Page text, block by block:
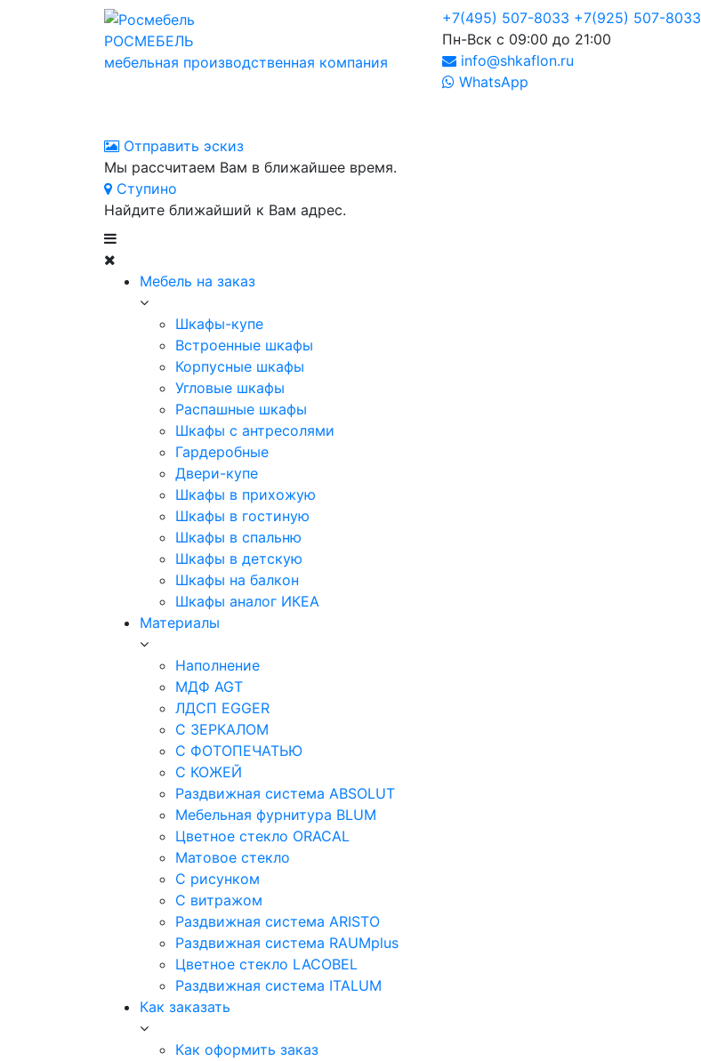
РОСМЕБЕЛЬ
мебельная производственная компания
+7(495) 507-8033 +7(925) 507-8033
Пн-Вск с 09:00 до 21:00
info@shkaflon.ru
WhatsApp
Отправить эскиз
Мы рассчитаем Вам в ближайшее время.
Ступино
Найдите ближайший к Вам адрес.
Мебель на заказ
Шкафы-купе
Встроенные шкафы
Корпусные шкафы
Угловые шкафы
Распашные шкафы
Шкафы с антресолями
Гардеробные
Двери-купе
Шкафы в прихожую
Шкафы в гостиную
Шкафы в спальню
Шкафы в детскую
Шкафы на балкон
Шкафы аналог ИКЕА
Материалы
Наполнение
МДФ AGT
ЛДСП EGGER
С ЗЕРКАЛОМ
С ФОТОПЕЧАТЬЮ
С КОЖЕЙ
Раздвижная система ABSOLUT
Мебельная фурнитура BLUM
Цветное стекло ORACAL
Матовое стекло
C рисунком
C витражом
Раздвижная система ARISTO
Раздвижная система RAUMplus
Цветное стекло LACOBEL
Раздвижная система ITALUM
Как заказать
Как оформить заказ